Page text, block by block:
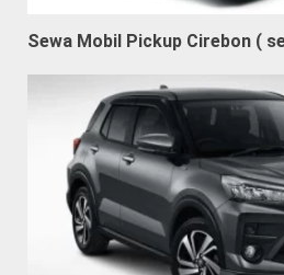
Sewa Mobil Pickup Cirebon (